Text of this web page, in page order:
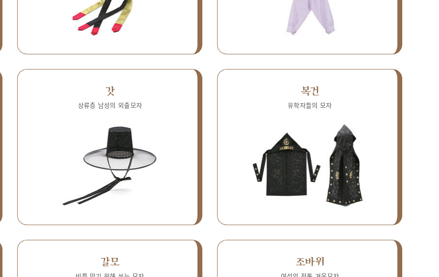
갓
상류층 남성의 외출모자
복건
유학자들의 모자
갈모 조바위